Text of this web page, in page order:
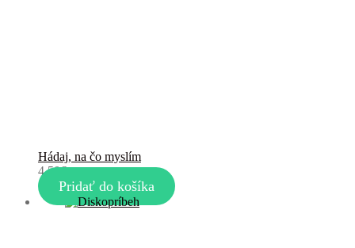
Hádaj, na čo myslím
4,50€
Pridať do košíka